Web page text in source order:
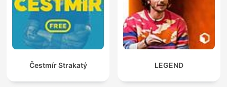
Čestmír Strakatý LEGEND